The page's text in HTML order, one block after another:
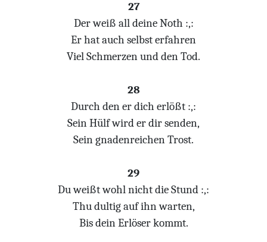
27
Der weiß all deine Noth :,:
Er hat auch selbst erfahren
Viel Schmerzen und den Tod.
28
Durch den er dich erlößt :,:
Sein Hülf wird er dir senden,
Sein gnadenreichen Trost.
29
Du weißt wohl nicht die Stund :,:
Thu dultig auf ihn warten,
Bis dein Erlöser kommt.